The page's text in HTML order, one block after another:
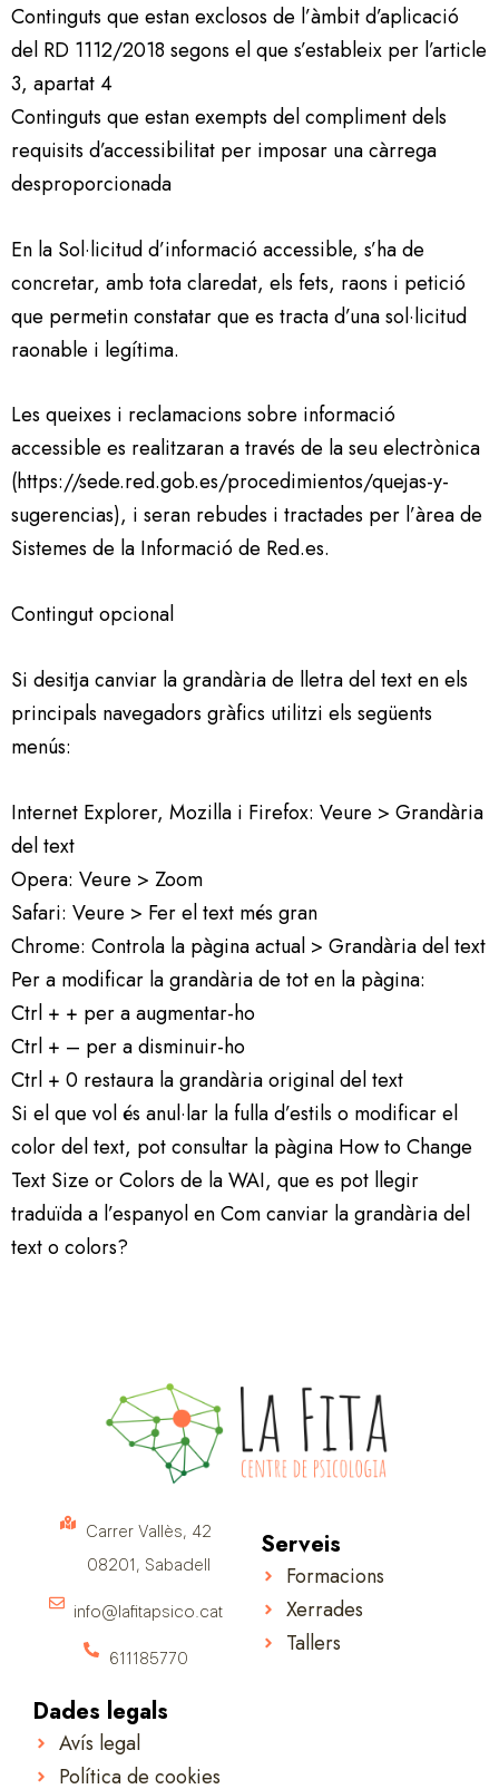
Continguts que estan exclosos de l’àmbit d’aplicació
del RD 1112/2018 segons el que s’estableix per l’article
3, apartat 4
Continguts que estan exempts del compliment dels
requisits d’accessibilitat per imposar una càrrega
desproporcionada
En la Sol·licitud d’informació accessible, s’ha de
concretar, amb tota claredat, els fets, raons i petició
que permetin constatar que es tracta d’una sol·licitud
raonable i legítima.
Les queixes i reclamacions sobre informació
accessible es realitzaran a través de la seu electrònica
(https://sede.red.gob.es/procedimientos/quejas-y-
sugerencias), i seran rebudes i tractades per l’àrea de
Sistemes de la Informació de Red.es.
Contingut opcional
Si desitja canviar la grandària de lletra del text en els
principals navegadors gràfics utilitzi els següents
menús:
Internet Explorer, Mozilla i Firefox: Veure > Grandària
del text
Opera: Veure > Zoom
Safari: Veure > Fer el text més gran
Chrome: Controla la pàgina actual > Grandària del text
Per a modificar la grandària de tot en la pàgina:
Ctrl + + per a augmentar-ho
Ctrl + – per a disminuir-ho
Ctrl + 0 restaura la grandària original del text
Si el que vol és anul·lar la fulla d’estils o modificar el
color del text, pot consultar la pàgina How to Change
Text Size or Colors de la WAI, que es pot llegir
traduïda a l’espanyol en Com canviar la grandària del
text o colors?
Carrer Vallès, 42
08201, Sabadell
info@lafitapsico.cat
611185770
Serveis
Formacions
Xerrades
Tallers
Dades legals
Avís legal
Política de cookies